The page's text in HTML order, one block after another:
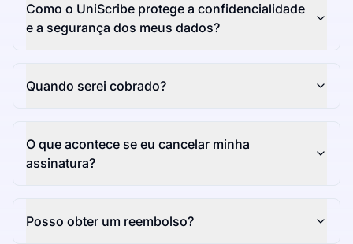
Como o UniScribe protege a confidencialidade
e a segurança dos meus dados?
Quando serei cobrado?
O que acontece se eu cancelar minha
assinatura?
Posso obter um reembolso?